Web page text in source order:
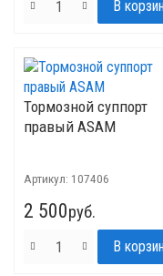
Тормозной суппорт
правый ASAM
Артикул: 107406
2 500руб.